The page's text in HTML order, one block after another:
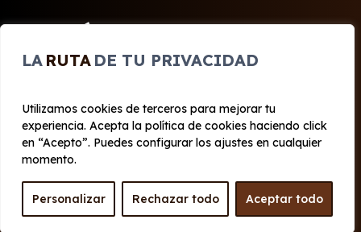
LA RUTA DE TU PRIVACIDAD
Utilizamos cookies de terceros para mejorar tu
experiencia. Acepta la política de cookies haciendo click
en “Acepto”. Puedes configurar los ajustes en cualquier
momento.
Personalizar Rechazar todo Aceptar todo
El Ejido Roquetas de Mar
© 2020 - 2026 Cabo Renting
Aviso legal y Privacidad